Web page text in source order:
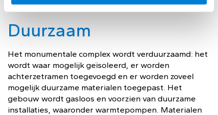
Duurzaam
Het monumentale complex wordt verduurzaamd: het
wordt waar mogelijk geïsoleerd, er worden
achterzetramen toegevoegd en er worden zoveel
mogelijk duurzame materialen toegepast. Het
gebouw wordt gasloos en voorzien van duurzame
installaties, waaronder warmtepompen. Materialen